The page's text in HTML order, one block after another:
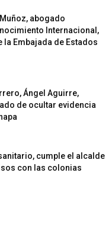
abogado
Internacional,
Embajada de Estados
Ángel Aguirre,
de ocultar evidencia
cumple el alcalde
con las colonias